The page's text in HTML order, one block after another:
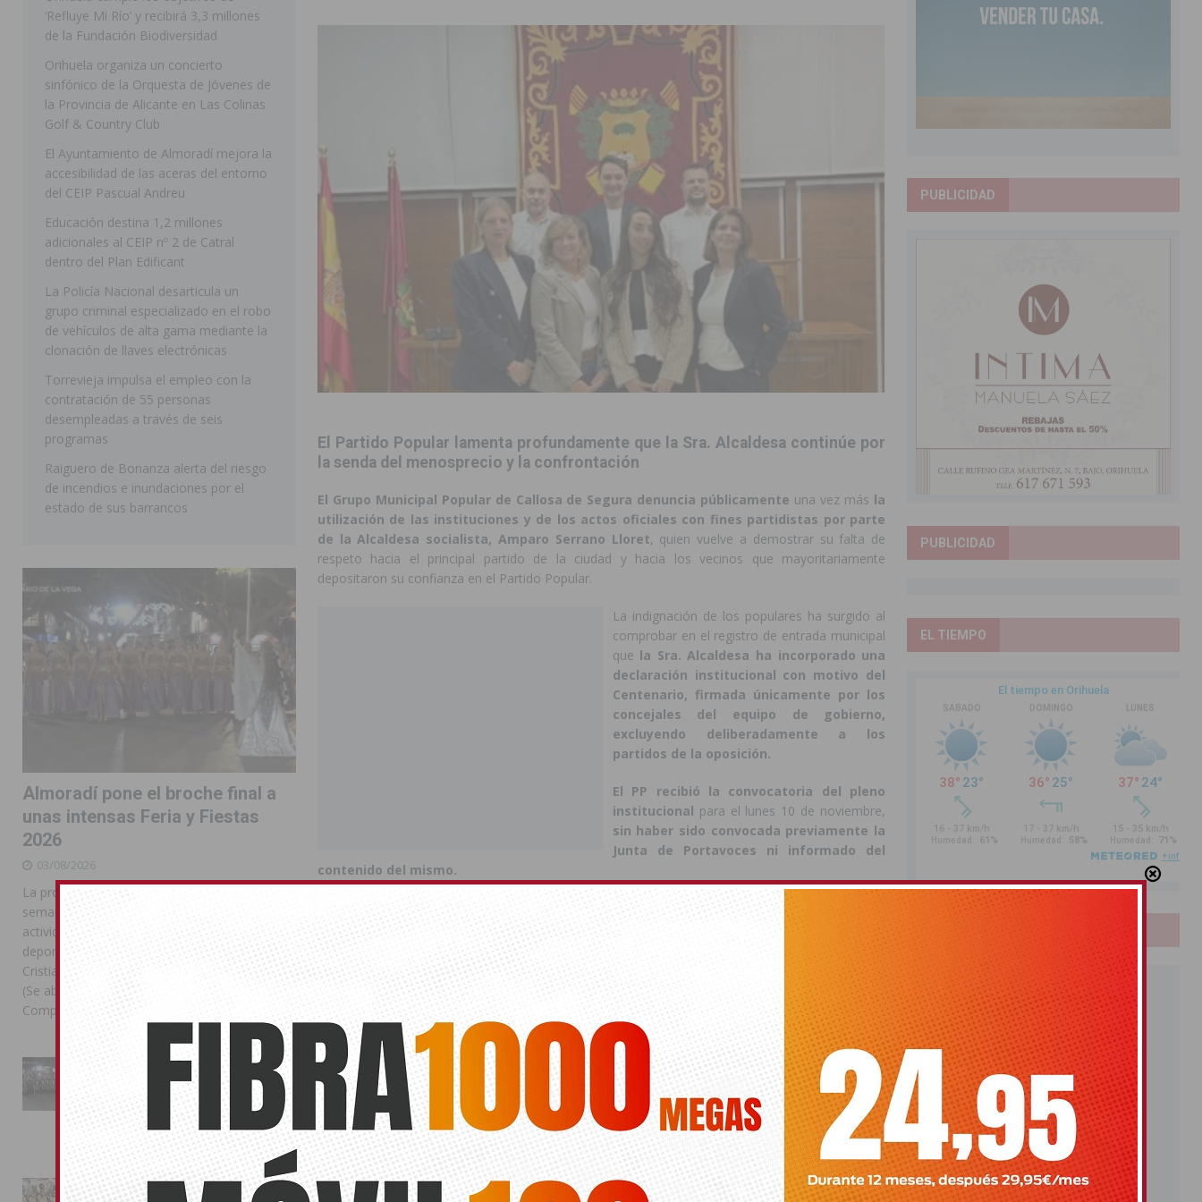
[ 07/08/2026 ] Benferri ya se prepara para dar comienzo a sus Fiestas 2026
COMARCA
[ 07/08/2026 ] Bigastro se viste de gala para la coronación de la Corte 2026
BIGASTRO
[ 07/08/2026 ] Rojales clausura con éxito las Fiestas de las Urbanizaciones de Ciudad Quesada 2026
ROJALES
[ 06/08/2026 ]
Redován presenta la programación de sus Fiestas Patronales en honor a la Virgen de la Salud y San Miguel
Arcángel
REDOVÁN
[ 08/08/2026 ] Benferri da comienzo a sus fiestas con una noche de emoción, tradición y celebración
COMARCA
FEGADO 2026 cierra con un balance histórico y consolida a Dolores como referente ganadero de la CV
DOLORES
Los Montesinos refuerza su apoyo a la cultura local con nuevos convenios de colaboración
MONTESINOS
[ 07/08/2026 ]
Orihuela cumple los objetivos de ‘Refluye Mi Río’ y recibirá 3,3 millones de la Fundación Biodiversidad
ORIHUELA
El Partido Popular lamenta profundamente que la Sra. Alcaldesa continúe por
la senda del menosprecio y la confrontación
El Grupo Municipal Popular de Callosa de Segura denuncia públicamente una vez más la
utilización de las instituciones y de los actos oficiales con fines partidistas por parte
de la Alcaldesa socialista, Amparo Serrano Lloret, quien vuelve a demostrar su falta de
respeto hacia el principal partido de la ciudad y hacia los vecinos que mayoritariamente
depositaron su confianza en el Partido Popular.
La indignación de los populares ha surgido al
comprobar en el registro de entrada municipal
que la Sra. Alcaldesa ha incorporado una
declaración institucional con motivo del
Centenario, firmada únicamente por los
concejales del equipo de gobierno,
excluyendo deliberadamente a los
partidos de la oposición.
El PP recibió la convocatoria del pleno
institucional para el lunes 10 de noviembre,
sin haber sido convocada previamente la
Junta de Portavoces ni informado del
contenido del mismo.
Resulta aún más sorprendente que, siendo la Comisión del Centenario
la supuesta promotora
de dicho pleno,el Partido Popular —que forma parte de esta comisión— no haya sido
informado ni convocado
para tratar la Declaración Institucional.
Desde el Partido Popular consideran intolerable el nivel de menosprecioal que la Sra.
Serrano somete de manera sistemática al partido con mayor representación ciudadana en
Callosa de Segura.Su actitud sectaria y excluyente impide el diálogo, el consenso y el
respeto institucional que debería prevalecer en actos de esta naturaleza.
Ante este nuevo desaire institucional, el Grupo Municipal Popular ha decidido plantarse
y no asistir al acto convocado , al no haber sido informado ni invitado a participar en la
elaboración de la declaración institucional.
El Partido Popular lamenta profundamente que la Sra. Alcaldesa continúe por la senda del
menosprecio y la confrontación , demostrandosu incapacidad para ejercer un liderazgo
integrador y respetuosocon todas las sensibilidades políticas y con la voluntad mayoritaria de
‘Refluye Mi Río’ y recibirá 3,3 millones
de la Fundación Biodiversidad
Orihuela organiza un concierto
sinfónico de la Orquesta de Jóvenes de
la Provincia de Alicante en Las Colinas
Golf & Country Club
El Ayuntamiento de Almoradí mejora la
accesibilidad de las aceras del entorno
del CEIP Pascual Andreu
Educación destina 1,2 millones
adicionales al CEIP nº 2 de Catral
dentro del Plan Edificant
La Policía Nacional desarticula un
grupo criminal especializado en el robo
de vehículos de alta gama mediante la
clonación de llaves electrónicas
Torrevieja impulsa el empleo con la
contratación de 55 personas
desempleadas a través de seis
programas
Raiguero de Bonanza alerta del riesgo
de incendios e inundaciones por el
estado de sus barrancos
Almoradí pone el broche final a
unas intensas Feria y Fiestas
2026
03/08/2026
La programación reunió durante más de una
semana actos institucionales, conciertos,
actividades familiares, competiciones
deportivas y las celebraciones de Moros y
Cristianos Compártelo: Comparte en Facebook
(Se abre en una ventana nueva) Facebook
Compartir en
La Entrada Cristiana llena de
esplendor las calles de
Almoradí en una multitudinaria
jornada festera
02/08/2026
La magia de la Entrada Mora
PUBLICIDAD
PUBLICIDAD
EL TIEMPO
PUBLICIDAD